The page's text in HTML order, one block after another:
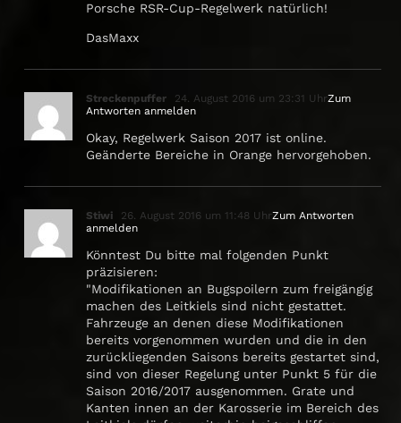
Porsche RSR-Cup-Regelwerk natürlich!
DasMaxx
Streckenpuffer 24. August 2016 um 23:31 UhrZum
Antworten anmelden
Okay, Regelwerk Saison 2017 ist online.
Geänderte Bereiche in Orange hervorgehoben.
Stiwi 26. August 2016 um 11:48 UhrZum Antworten
anmelden
Könntest Du bitte mal folgenden Punkt
präzisieren:
"Modifikationen an Bugspoilern zum freigängig
machen des Leitkiels sind nicht gestattet.
Fahrzeuge an denen diese Modifikationen
bereits vorgenommen wurden und die in den
zurückliegenden Saisons bereits gestartet sind,
sind von dieser Regelung unter Punkt 5 für die
Saison 2016/2017 ausgenommen. Grate und
Kanten innen an der Karosserie im Bereich des